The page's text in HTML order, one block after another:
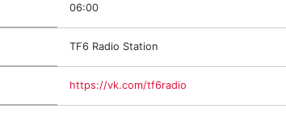
06:00
TF6 Radio Station
https://vk.com/tf6radio